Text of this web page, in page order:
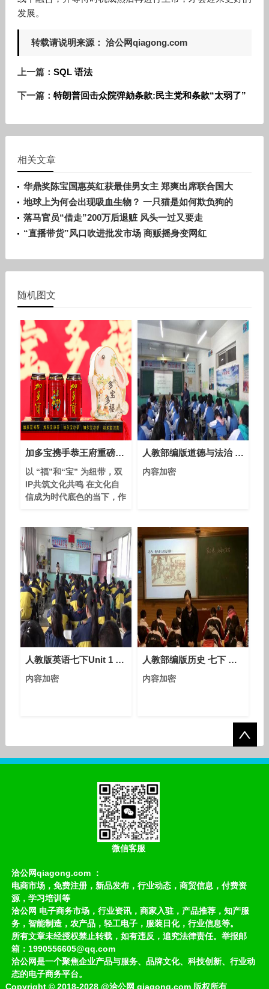
发展。
转载请说明来源： 洽公网qiagong.com
上一篇： SQL 语法
下一篇： 特朗普回击众院弹劾条款:民主党和条款“太弱了”
相关文章
华鼎奖陈宝国惠英红获最佳男女主 郑爽出席联合国大
会
地球上为何会出现吸血生物？ 一只猫是如何欺负狗的
落马官员“借走”200万后退赃 风头一过又要走
“直播带货”风口吹进批发市场 商贩摇身变网红
随机图文
加多宝携手恭王府重磅推出福宝罐
以 “福”和“宝” 为纽带，双
IP共筑文化共鸣 在文化自
信成为时代底色的当下，作
致力于传承中华传统养生文
化，深耕多年的“宝文化”
早已深入人心，从“招财进
宝”到“多宝多福”，“宝”承
载着对美好生活的期盼；恭
王府博物馆则以“福”文化著
称，素有 “万福之园” 美
誉，府内 “天下第一福” 更
是国人心中的祈福文化符
号。
人教部编版道德与法治 七下 2.5.2《在品味情感中成长》课堂视频实录-刘诚
内容加密
人教版英语七下Unit 1 Section A（1a-1c）课堂视频实录（王娅娅）
内容加密
人教部编版历史 七下 第六课《北宋的政治》课堂教学视频-杜美素
内容加密
微信客服
洽公网qiagong.com ：
电商市场，免费注册，新品发布，行业动态，商贸信息，付费资
源，学习培训等
洽公网 电子商务市场，行业资讯，商家入驻，产品推荐，知产服
务，智能制造，农产品，轻工电子，服装日化，行业信息等。
所有文章未经授权禁止转载，如有违反，追究法律责任。举报邮
箱：1990556605@qq.com
洽公网是一个聚焦企业产品与服务、品牌文化、科技创新、行业动
态的电子商务平台。
Copyright ©2018-2028 @洽公网 qiagong.com 版权所有